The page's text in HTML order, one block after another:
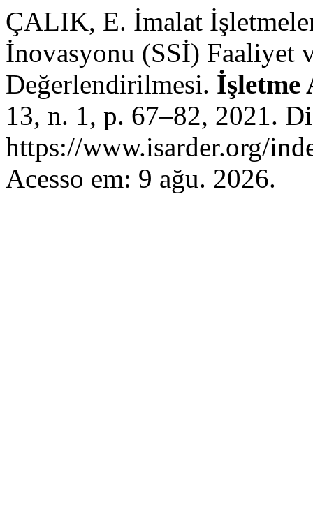
ÇALIK, E. İmalat
İnovasyonu (SSİ) Faaliyet
Değerlendirilmesi. İşletme
13, n. 1, p. 67–82, 2021.
https://www.isarder.org/
Acesso em: 9 ağu. 2026.